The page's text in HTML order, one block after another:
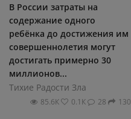
В России затраты на
содержание одного
ребёнка до достижения им
совершеннолетия могут
достигать примерно 30
миллионов...
Тихие Радости Зла
85.6К 0.1К 28 130